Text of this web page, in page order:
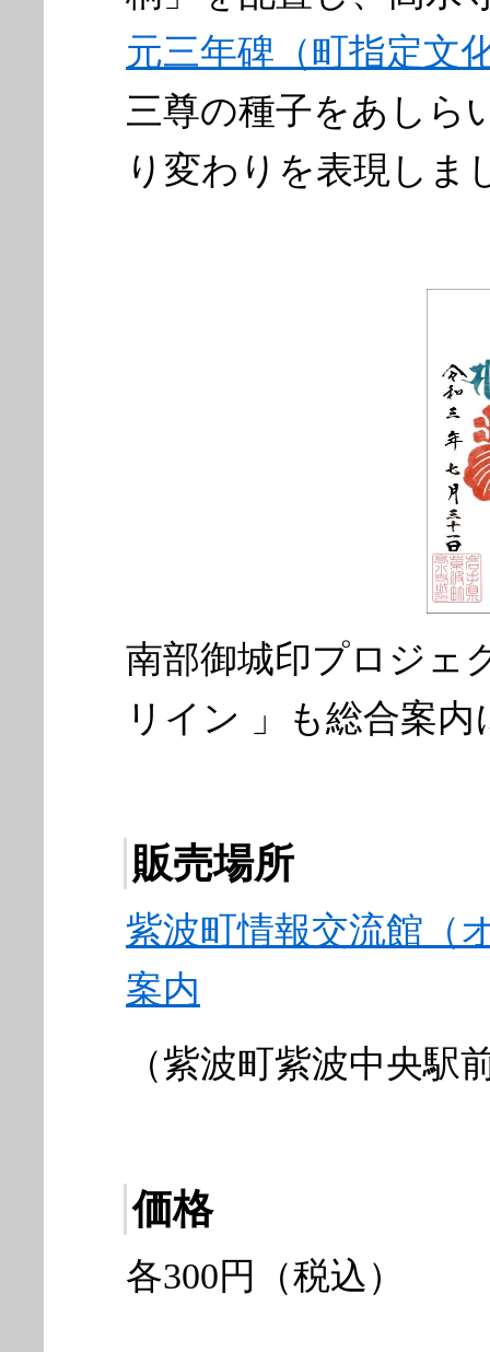
元三年碑（町指定文
三尊の種子をあしら
り変わりを表現しま
南部御城印プロジェ
リイン 」も総合案
販売場所
紫波町情報交流館（
案内
（紫波町紫波中央駅
価格
各300円（税込）